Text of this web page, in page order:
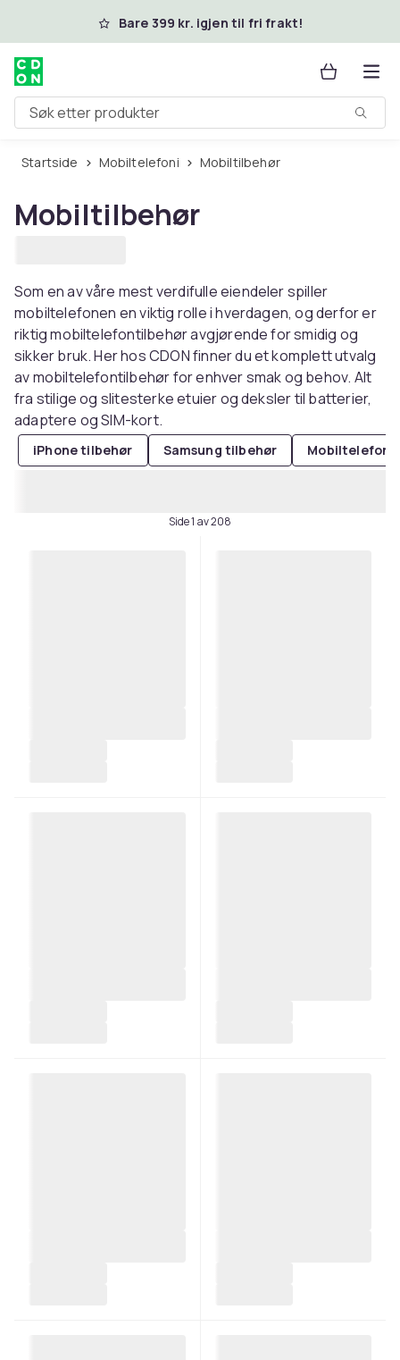
Hopp til hovedinnholdBare 399 kr. igjen til fri frakt!
Søk etter produkter
Startside Mobiltelefoni Mobiltilbehør
Mobiltilbehør
Som en av våre mest verdifulle eiendeler spiller
mobiltelefonen en viktig rolle i hverdagen, og derfor er
riktig mobiltelefontilbehør avgjørende for smidig og
sikker bruk. Her hos CDON finner du et komplett utvalg
av mobiltelefontilbehør for enhver smak og behov. Alt
fra stilige og slitesterke etuier og deksler til batterier,
adaptere og SIM-kort.
iPhone tilbehør Samsung tilbehør
Side 1 av 208